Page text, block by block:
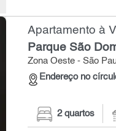
Apartamento à
Parque São
Zona Oeste - São
Endereço no
2 quartos